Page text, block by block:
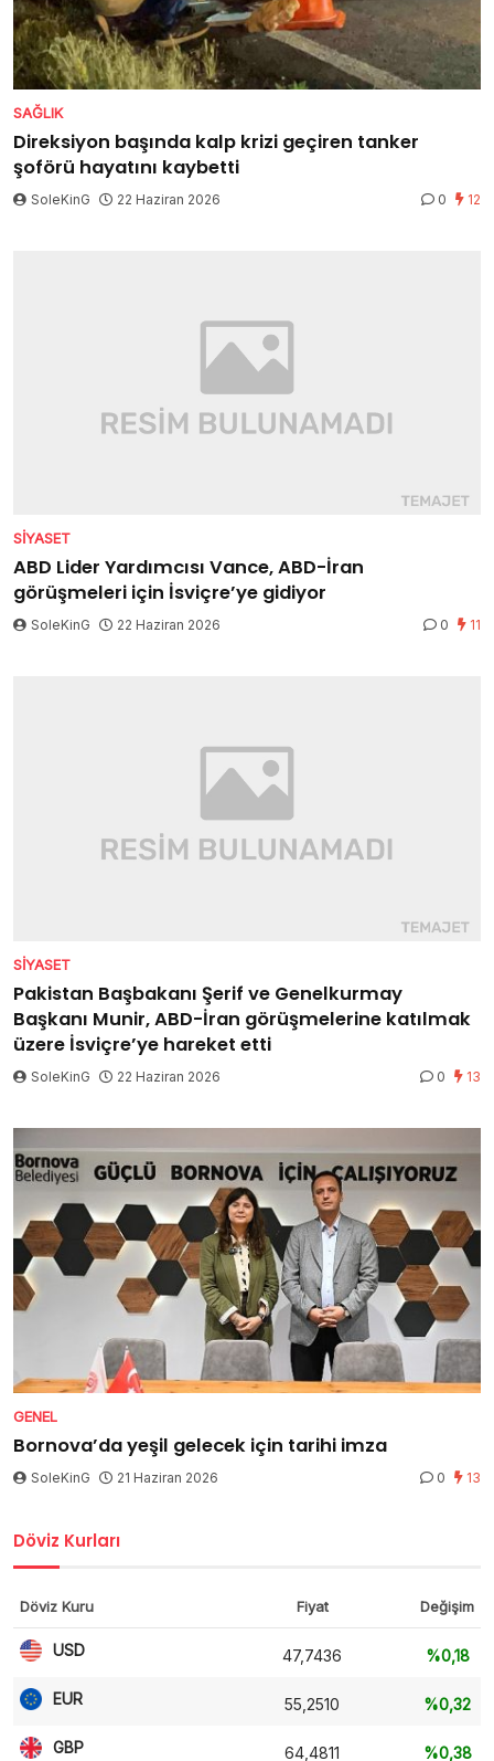
SAĞLIK
Direksiyon başında kalp krizi geçiren tanker
şoförü hayatını kaybetti
SoleKinG 22 Haziran 2026 0 12
SIYASET
ABD Lider Yardımcısı Vance, ABD-İran
görüşmeleri için İsviçre’ye gidiyor
SoleKinG 22 Haziran 2026 0 11
SIYASET
Pakistan Başbakanı Şerif ve Genelkurmay
Başkanı Munir, ABD-İran görüşmelerine katılmak
üzere İsviçre’ye hareket etti
SoleKinG 22 Haziran 2026 0 13
GENEL
Bornova’da yeşil gelecek için tarihi imza
SoleKinG 21 Haziran 2026 0 13
Döviz Kurları
Döviz Kuru Fiyat Değişim
USD 47,7436 %0,18
EUR 55,2510 %0,32
GBP 64,4811 %0,38